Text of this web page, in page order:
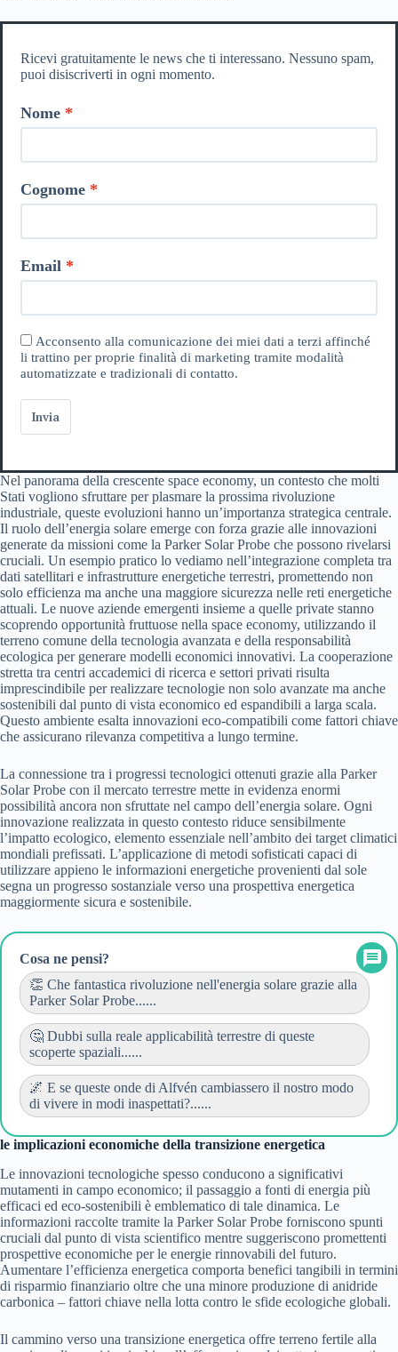
Ricevi gratuitamente le news che ti interessano. Nessuno spam,
puoi disiscriverti in ogni momento.
Nome
Cognome
Email
Acconsento alla comunicazione dei miei dati a terzi affinché
li trattino per proprie finalità di marketing tramite modalità
automatizzate e tradizionali di contatto.
Invia
Nel panorama della crescente space economy, un contesto che molti
Stati vogliono sfruttare per plasmare la prossima rivoluzione
industriale, queste evoluzioni hanno un’importanza strategica centrale.
Il ruolo dell’energia solare emerge con forza grazie alle innovazioni
generate da missioni come la Parker Solar Probe che possono rivelarsi
cruciali. Un esempio pratico lo vediamo nell’integrazione completa tra
dati satellitari e infrastrutture energetiche terrestri, promettendo non
solo efficienza ma anche una maggiore sicurezza nelle reti energetiche
attuali. Le nuove aziende emergenti insieme a quelle private stanno
scoprendo opportunità fruttuose nella space economy, utilizzando il
terreno comune della tecnologia avanzata e della responsabilità
ecologica per generare modelli economici innovativi. La cooperazione
stretta tra centri accademici di ricerca e settori privati risulta
imprescindibile per realizzare tecnologie non solo avanzate ma anche
sostenibili dal punto di vista economico ed espandibili a larga scala.
Questo ambiente esalta innovazioni eco-compatibili come fattori chiave
che assicurano rilevanza competitiva a lungo termine.
La connessione tra i progressi tecnologici ottenuti grazie alla Parker
Solar Probe con il mercato terrestre mette in evidenza enormi
possibilità ancora non sfruttate nel campo dell’energia solare. Ogni
innovazione realizzata in questo contesto riduce sensibilmente
l’impatto ecologico, elemento essenziale nell’ambito dei target climatici
mondiali prefissati. L’applicazione di metodi sofisticati capaci di
utilizzare appieno le informazioni energetiche provenienti dal sole
segna un progresso sostanziale verso una prospettiva energetica
maggiormente sicura e sostenibile.
Cosa ne pensi?
👏 Che fantastica rivoluzione nell'energia solare grazie alla
Parker Solar Probe......
🤔 Dubbi sulla reale applicabilità terrestre di queste
scoperte spaziali......
🌌 E se queste onde di Alfvén cambiassero il nostro modo
di vivere in modi inaspettati?......
le implicazioni economiche della transizione energetica
Le innovazioni tecnologiche spesso conducono a significativi
mutamenti in campo economico; il passaggio a fonti di energia più
efficaci ed eco-sostenibili è emblematico di tale dinamica. Le
informazioni raccolte tramite la Parker Solar Probe forniscono spunti
cruciali dal punto di vista scientifico mentre suggeriscono promettenti
prospettive economiche per le energie rinnovabili del futuro.
Aumentare l’efficienza energetica comporta benefici tangibili in termini
di risparmio finanziario oltre che una minore produzione di anidride
carbonica – fattori chiave nella lotta contro le sfide ecologiche globali.
Il cammino verso una transizione energetica offre terreno fertile alla